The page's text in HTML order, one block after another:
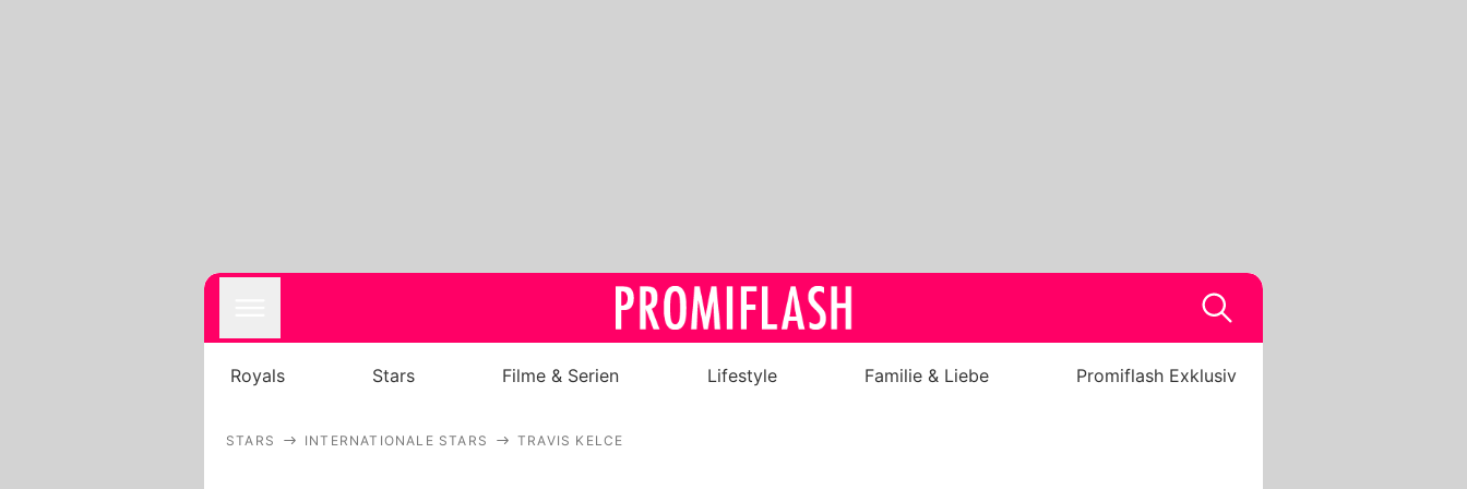
Royals Stars Filme & Serien Lifestyle Familie & Liebe Promiflash Exklusiv
STARS INTERNATIONALE STARS TRAVIS KELCE